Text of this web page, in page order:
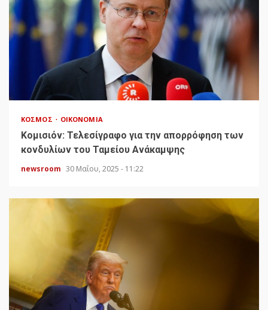
ΚΌΣΜΟΣ ΟΙΚΟΝΟΜΊΑ
Κομισιόν: Τελεσίγραφο για την απορρόφηση των
κονδυλίων του Ταμείου Ανάκαμψης
newsroom 30 Μαΐου, 2025 - 11:22